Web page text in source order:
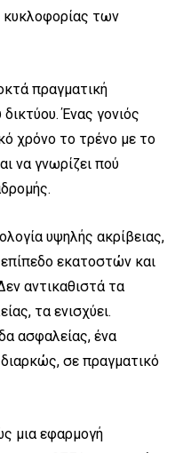
κυκλοφορίας των
πραγματική
Ένας γονιός
χρόνο το τρένο με το
να γνωρίζει πού
υψηλής ακρίβειας,
εκατοστών και
αντικαθιστά τα
τα ενισχύει.
ασφαλείας, ένα
σε πραγματικό
μια εφαρμογή